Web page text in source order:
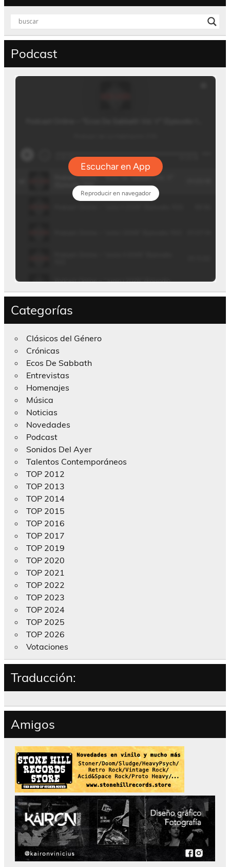
Podcast
Categorías
Clásicos del Género
Crónicas
Ecos De Sabbath
Entrevistas
Homenajes
Música
Noticias
Novedades
Podcast
Sonidos Del Ayer
Talentos Contemporáneos
TOP 2012
TOP 2013
TOP 2014
TOP 2015
TOP 2016
TOP 2017
TOP 2019
TOP 2020
TOP 2021
TOP 2022
TOP 2023
TOP 2024
TOP 2025
TOP 2026
Votaciones
Traducción:
Amigos